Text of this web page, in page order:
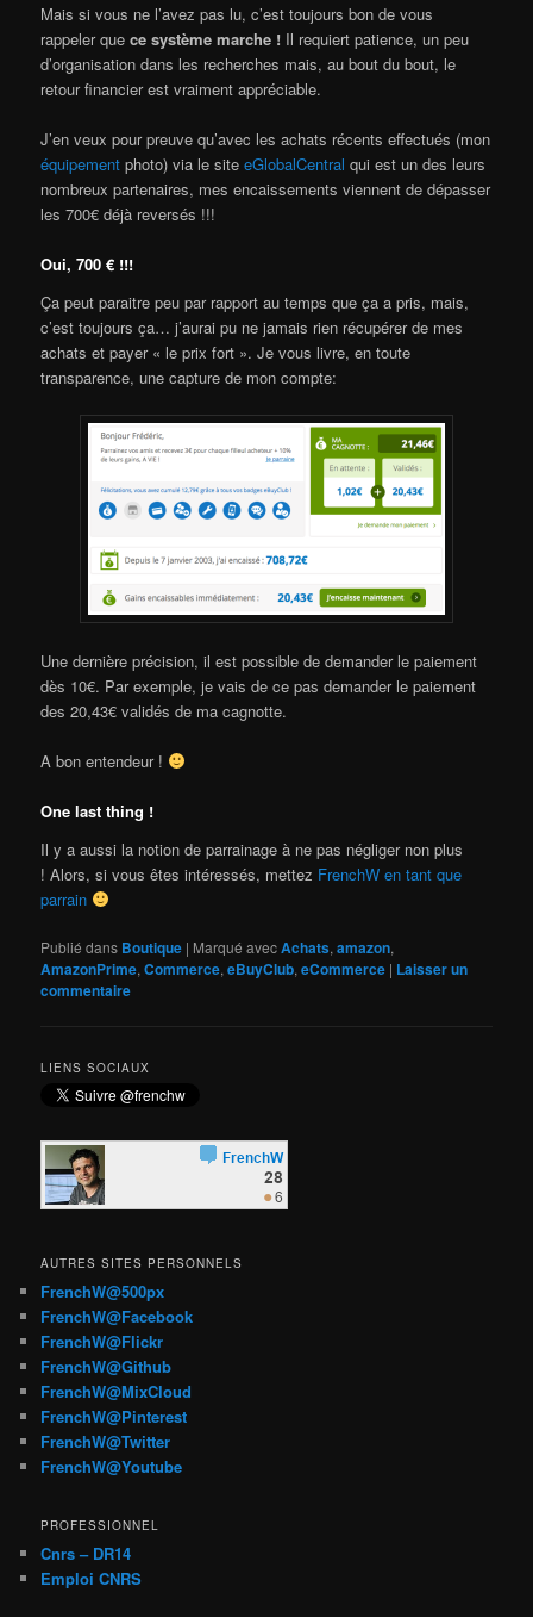
Mais si vous ne l’avez pas lu, c’est toujours bon de vous
rappeler quece système marche ! Il requiert patience, un peu
d’organisation dans les recherches mais, au bout du bout, le
retour financier est vraiment appréciable.
J’en veux pour preuve qu’avec les achats récents effectués (mon
équipement photo) via le siteeGlobalCentral qui est un des leurs
nombreux partenaires, mes encaissements viennent de dépasser
les 700€ déjà reversés !!!
Oui, 700 € !!!
Ça peut paraitre peu par rapport au temps que ça a pris, mais,
c’est toujours ça… j’aurai pu ne jamais rien récupérer de mes
achats et payer « le prix fort ». Je vous livre, en toute
transparence, une capture de mon compte:
Une dernière précision, il est possible de demander le paiement
dès 10€. Par exemple, je vais de ce pas demander le paiement
des 20,43€ validés de ma cagnotte.
A bon entendeur !
One last thing !
Il y a aussi la notion de parrainage à ne pas négliger non plus
! Alors, si vous êtes intéressés, mettez FrenchW en tant que
parrain
Publié dans Boutique | Marqué avecAchats,amazon,
AmazonPrime,Commerce,eBuyClub,eCommerce | Laisser un
commentaire
LIENS SOCIAUX
AUTRES SITES PERSONNELS
FrenchW@500px
FrenchW@Facebook
FrenchW@Flickr
FrenchW@Github
FrenchW@MixCloud
FrenchW@Pinterest
FrenchW@Twitter
FrenchW@Youtube
PROFESSIONNEL
Cnrs – DR14
Emploi CNRS